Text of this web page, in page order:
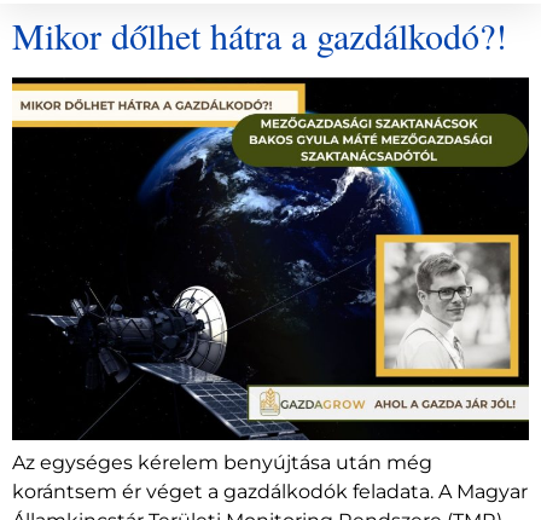
Mikor dőlhet hátra a gazdálkodó?!
Az egységes kérelem benyújtása után még
korántsem ér véget a gazdálkodók feladata. A Magyar